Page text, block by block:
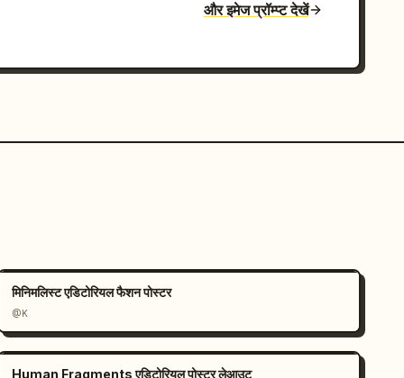
और इमेज प्रॉम्प्ट देखें
मिनिमलिस्ट एडिटोरियल फैशन पोस्टर
@K
Human Fragments एडिटोरियल पोस्टर लेआउट